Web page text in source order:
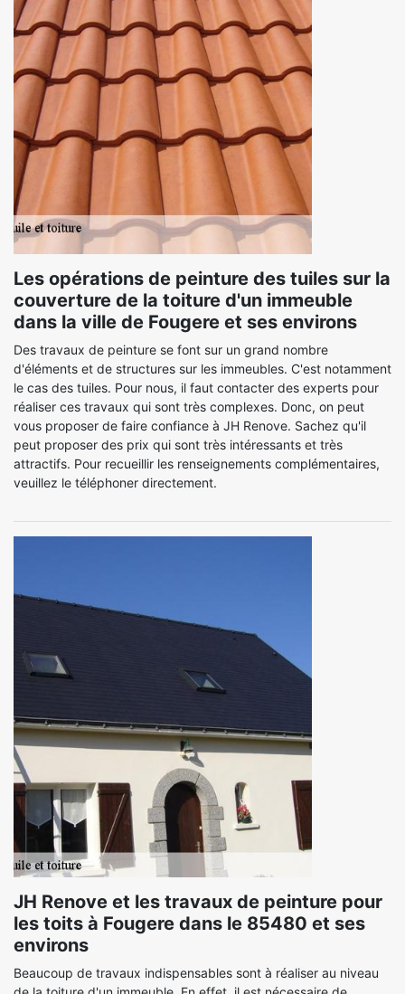
Les opérations de peinture des tuiles sur la
couverture de la toiture d'un immeuble
dans la ville de Fougere et ses environs
Des travaux de peinture se font sur un grand nombre
d'éléments et de structures sur les immeubles. C'est notamment
le cas des tuiles. Pour nous, il faut contacter des experts pour
réaliser ces travaux qui sont très complexes. Donc, on peut
vous proposer de faire confiance à JH Renove. Sachez qu'il
peut proposer des prix qui sont très intéressants et très
attractifs. Pour recueillir les renseignements complémentaires,
veuillez le téléphoner directement.
JH Renove et les travaux de peinture pour
les toits à Fougere dans le 85480 et ses
environs
Beaucoup de travaux indispensables sont à réaliser au niveau